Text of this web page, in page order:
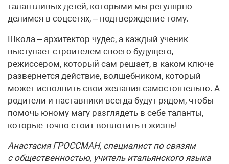
талантливых детей, которыми мы регулярно
делимся в соцсетях, – подтверждение тому.
Школа – архитектор чудес, а каждый ученик
выступает строителем своего будущего,
режиссером, который сам решает, в каком ключе
развернется действие, волшебником, который
может исполнить свои желания самостоятельно. А
родители и наставники всегда будут рядом, чтобы
помочь юному магу разглядеть в себе таланты,
которые точно стоит воплотить в жизнь!
Анастасия ГРОССМАН, специалист по связям
с общественностью, учитель итальянского языка